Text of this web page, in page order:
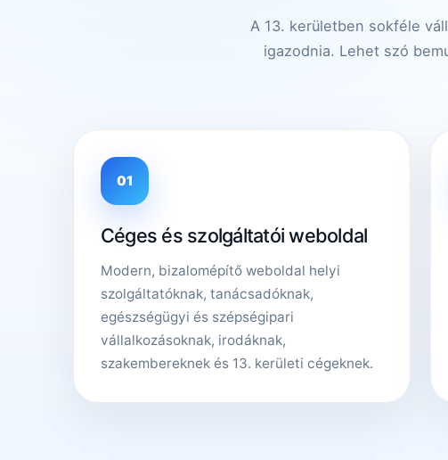
A 13. kerületben sokféle
igazodnia. Lehet szó
01
Céges és szolgáltatói weboldal
Modern, bizalomépítő weboldal helyi
szolgáltatóknak, tanácsadóknak,
egészségügyi és szépségipari
vállalkozásoknak, irodáknak,
szakembereknek és 13. kerületi cégeknek.